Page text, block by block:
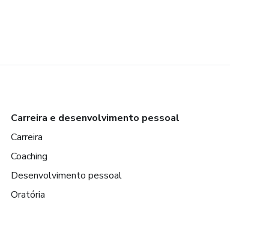
Carreira e desenvolvimento pessoal
Carreira
Coaching
Desenvolvimento pessoal
Oratória